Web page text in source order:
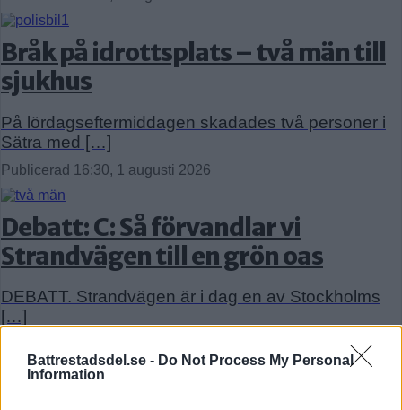
Battrestadsdel.se - Do Not Process My Personal
Information
Bråk på idrottsplats – två män till
sjukhus
På lördagseftermiddagen skadades två personer i
Sätra med […]
Publicerad 16:30, 1 augusti 2026
Debatt: C: Så förvandlar vi
Strandvägen till en grön oas
DEBATT. Strandvägen är i dag en av Stockholms
[…]
Annons: